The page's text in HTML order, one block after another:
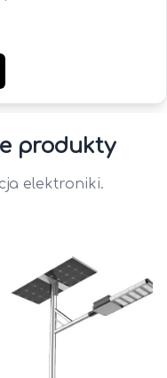
produkty
elektroniki.